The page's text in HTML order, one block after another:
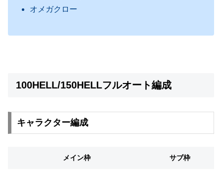
オメガクロー
100HELL/150HELLフルオート編成
キャラクター編成
メイン枠 サブ枠